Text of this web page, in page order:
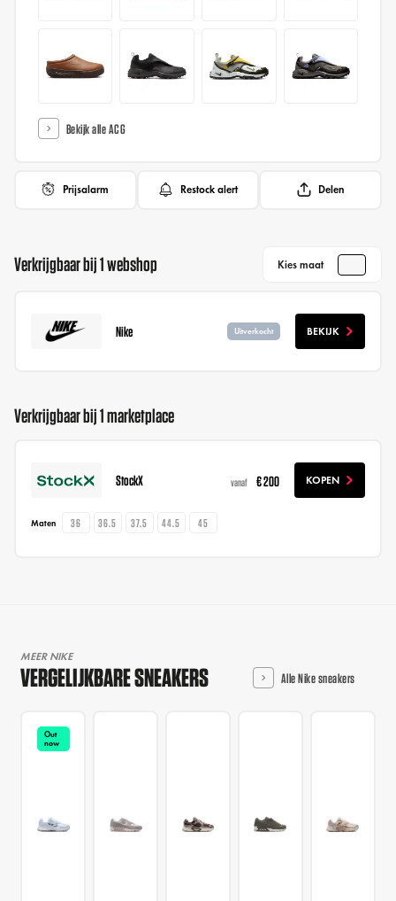
Bekijk alle ACG
Prijsalarm Restock alert Delen
Verkrijgbaar bij 1 webshop Kies maat
Nike Uitverkocht BEKIJK
Verkrijgbaar bij 1 marketplace
StockX vanaf € 200 KOPEN
Maten 36 36.5 37.5 44.5 45
MEER NIKE
VERGELIJKBARE SNEAKERS Alle Nike sneakers
Out
now